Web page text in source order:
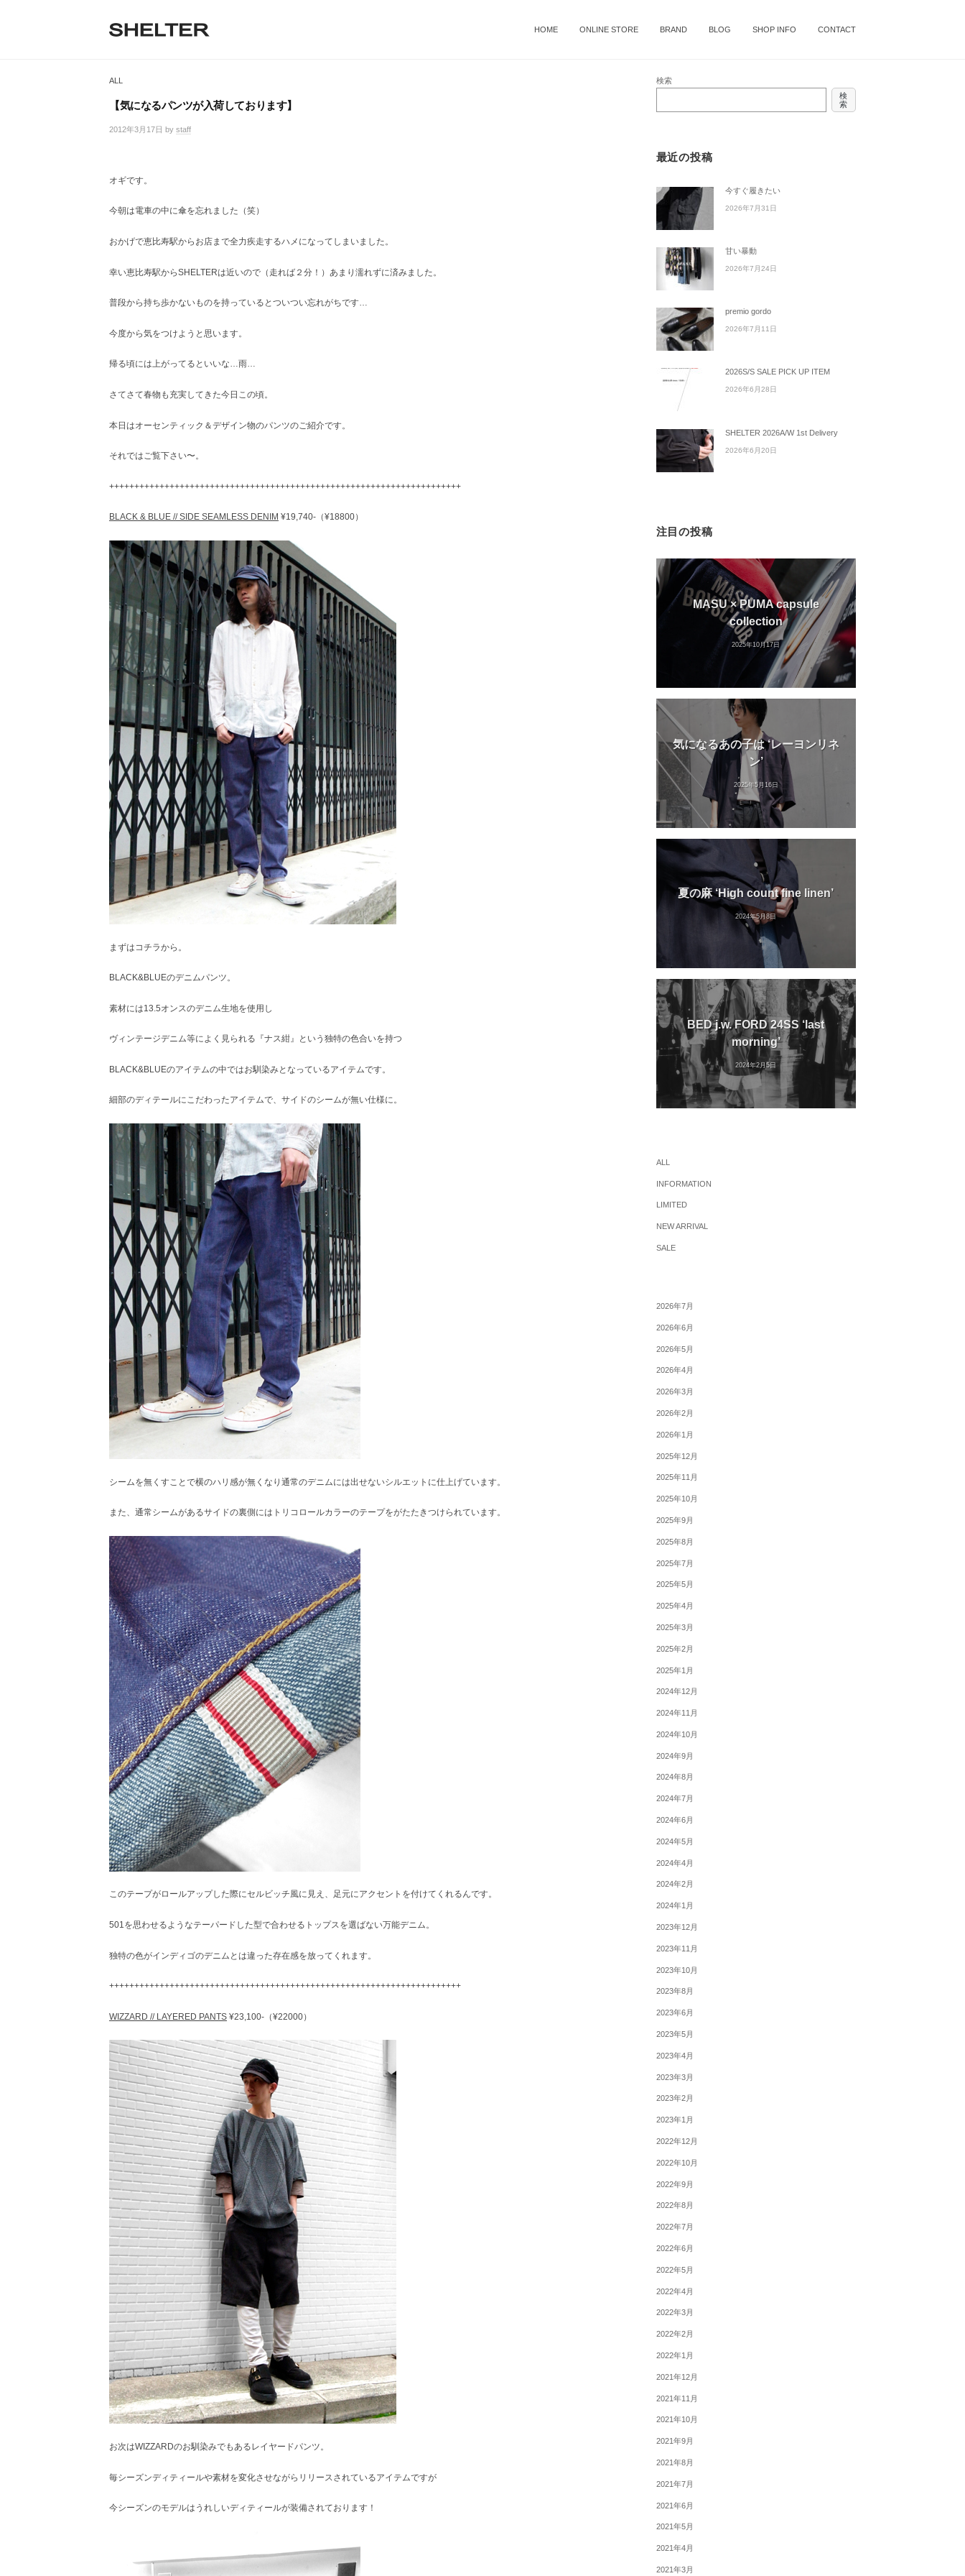
E
R
ェ
京
比
の
レ
ト
ョ
プ
HOME ONLINE STORE BRAND BLOG SHOP INFO CONTACT
ALL
【気になるパンツが入荷しております】
2012年3月17日 by staff
ン
オギです。
今朝は電車の中に傘を忘れました（笑）
おかげで恵比寿駅からお店まで全力疾走するハメになってしまいました。
幸い恵比寿駅からSHELTERは近いので（走れば２分！）あまり濡れずに済みました。
普段から持ち歩かないものを持っているとついつい忘れがちです…
今度から気をつけようと思います。
帰る頃には上がってるといいな…雨…
さてさて春物も充実してきた今日この頃。
本日はオーセンティック＆デザイン物のパンツのご紹介です。
それではご覧下さい〜。
++++++++++++++++++++++++++++++++++++++++++++++++++++++++++++++++++++++
BLACK & BLUE // SIDE SEAMLESS DENIM ¥19,740-（¥18800）
まずはコチラから。
BLACK&BLUEのデニムパンツ。
素材には13.5オンスのデニム生地を使用し
ヴィンテージデニム等によく見られる『ナス紺』という独特の色合いを持つ
BLACK&BLUEのアイテムの中ではお馴染みとなっているアイテムです。
細部のディテールにこだわったアイテムで、サイドのシームが無い仕様に。
シームを無くすことで横のハリ感が無くなり通常のデニムには出せないシルエットに仕上げています。
また、通常シームがあるサイドの裏側にはトリコロールカラーのテープをがたたきつけられています。
このテープがロールアップした際にセルビッチ風に見え、足元にアクセントを付けてくれるんです。
501を思わせるようなテーパードした型で合わせるトップスを選ばない万能デニム。
独特の色がインディゴのデニムとは違った存在感を放ってくれます。
++++++++++++++++++++++++++++++++++++++++++++++++++++++++++++++++++++++
WIZZARD // LAYERED PANTS ¥23,100-（¥22000）
お次はWIZZARDのお馴染みでもあるレイヤードパンツ。
毎シーズンディティールや素材を変化させながらリリースされているアイテムですが
今シーズンのモデルはうれしいディティールが装備されております！
検索
検
索
最近の投稿
今すぐ履きたい
2026年7月31日
甘い暴動
2026年7月24日
premio gordo
2026年7月11日
2026S/S SALE PICK UP ITEM
2026年6月28日
SHELTER 2026A/W 1st Delivery
2026年6月20日
注目の投稿
MASU × PUMA capsule
collection
2025年10月17日
気になるあの子は ‘レーヨンリネ
ン’
2025年5月16日
夏の麻 ‘High count fine linen’
2024年5月8日
BED j.w. FORD 24SS ‘last
morning’
2024年2月5日
ALL
INFORMATION
LIMITED
NEW ARRIVAL
SALE
2026年7月
2026年6月
2026年5月
2026年4月
2026年3月
2026年2月
2026年1月
2025年12月
2025年11月
2025年10月
2025年9月
2025年8月
2025年7月
2025年5月
2025年4月
2025年3月
2025年2月
2025年1月
2024年12月
2024年11月
2024年10月
2024年9月
2024年8月
2024年7月
2024年6月
2024年5月
2024年4月
2024年2月
2024年1月
2023年12月
2023年11月
2023年10月
2023年8月
2023年6月
2023年5月
2023年4月
2023年3月
2023年2月
2023年1月
2022年12月
2022年10月
2022年9月
2022年8月
2022年7月
2022年6月
2022年5月
2022年4月
2022年3月
2022年2月
2022年1月
2021年12月
2021年11月
2021年10月
2021年9月
2021年8月
2021年7月
2021年6月
2021年5月
2021年4月
2021年3月
E
E
R